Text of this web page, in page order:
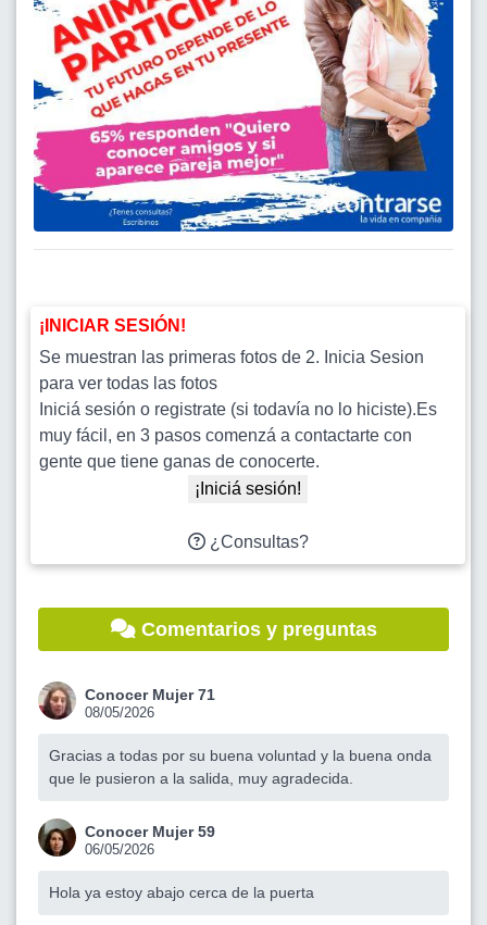
¡INICIAR SESIÓN!
Se muestran las primeras fotos de 2. Inicia Sesion
para ver todas las fotos
Iniciá sesión o registrate (si todavía no lo hiciste).Es
muy fácil, en 3 pasos comenzá a contactarte con
gente que tiene ganas de conocerte.
¡Iniciá sesión!
¿Consultas?
Comentarios y preguntas
Conocer Mujer 71
08/05/2026
Gracias a todas por su buena voluntad y la buena onda
que le pusieron a la salida, muy agradecida.
Conocer Mujer 59
06/05/2026
Hola ya estoy abajo cerca de la puerta